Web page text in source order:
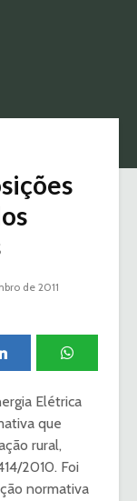
de 2011
Elétrica
que
rural,
2010. Foi
normativa